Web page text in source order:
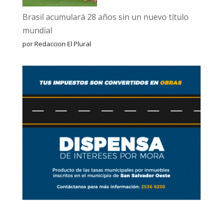
Brasil acumulará 28 años sin un nuevo título
mundial
por Redaccion El Plural